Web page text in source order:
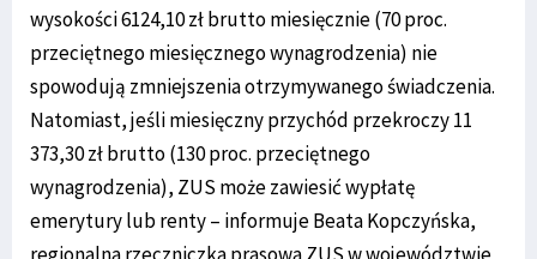
wysokości 6124,10 zł brutto miesięcznie (70 proc.
przeciętnego miesięcznego wynagrodzenia) nie
spowodują zmniejszenia otrzymywanego świadczenia.
Natomiast, jeśli miesięczny przychód przekroczy 11
373,30 zł brutto (130 proc. przeciętnego
wynagrodzenia), ZUS może zawiesić wypłatę
emerytury lub renty – informuje Beata Kopczyńska,
regionalna rzeczniczka prasowa ZUS w województwie